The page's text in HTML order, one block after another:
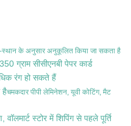
स्थान के अनुसार अनुकूलित किया जा सकता है
ग्राम सीसीएनबी पेपर कार्ड
रंग हो सकते हैं
हैचमकदार पीपी लेमिनेशन, यूवी कोटिंग, मैट
स्टोर में शिपिंग से पहले पूर्ति